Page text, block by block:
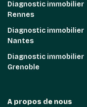
Diagnostic immobilier
Rennes
Diagnostic immobilier
Nantes
Diagnostic immobilier
Grenoble
A propos de nous